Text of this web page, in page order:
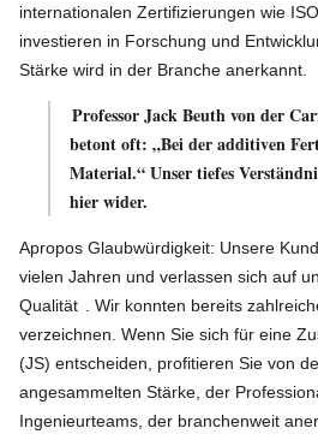
internationalen Zertifizierungen wie
investieren in Forschung und
Stärke wird in der Branche anerkannt.
Professor Jack Beuth von der
betont oft: „Bei der additiven
Material.“ Unser tiefes
hier wider.
Apropos Glaubwürdigkeit: Unsere
vielen Jahren und verlassen sich auf
Qualität
. Wir konnten bereits
verzeichnen. Wenn Sie sich für eine
(JS) entscheiden, profitieren Sie von
angesammelten Stärke, der
Ingenieurteams, der branchenweit